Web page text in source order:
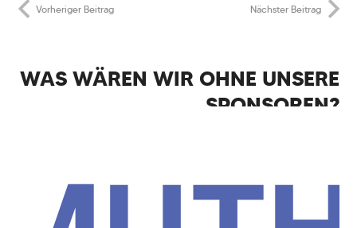
Vorheriger Beitrag Nächster Beitrag
WAS WÄREN WIR OHNE UNSERE
SPONSOREN?